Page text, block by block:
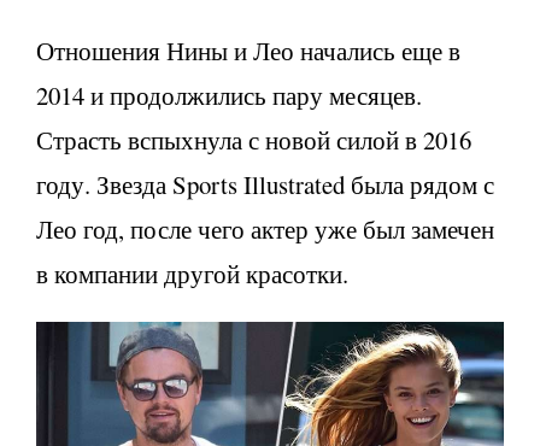
Отношения Нины и Лео начались еще в
2014 и продолжились пару месяцев.
Страсть вспыхнула с новой силой в 2016
году. Звезда Sports Illustrated была рядом с
Лео год, после чего актер уже был замечен
в компании другой красотки.